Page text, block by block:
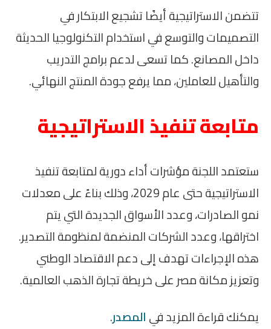
تتضمن الاستراتيجية أيضًا تشجيع الابتكار في
التصميمات والتوسع في استخدام التكنولوجيا الحديثة
داخل المصانع. كما تسعى لدعم برامج التدريب
والتأهيل للعاملين، مما يرفع جودة المنتج النهائي.
متابعة تنفيذ الاستراتيجية
ستعتمد اللجنة مؤشرات أداء دورية لمتابعة تنفيذ
الاستراتيجية حتى عام 2029، وذلك بناءً على معدلات
نمو الصادرات، وعدد الأسواق الجديدة التي يتم
اختراقها، وعدد الشركات المنضمة لمنظومة التصدير.
هذه الإجراءات تهدف إلى دعم الاقتصاد الوطني
وتعزيز مكانة مصر على خريطة تجارة الذهب العالمية.
يمكنك قراءة المزيد فيالمصدر.